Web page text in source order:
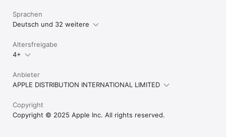
Sprachen
Deutsch und 32 weitere
Altersfreigabe
4+
Anbieter
APPLE DISTRIBUTION INTERNATIONAL LIMITED
Copyright
Copyright © 2025 Apple Inc. All rights reserved.